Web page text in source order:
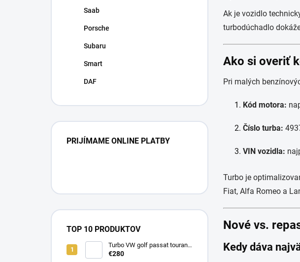
Saab
Porsche
Subaru
Smart
DAF
PRIJÍMAME ONLINE PLATBY
TOP 10 PRODUKTOV
Turbo VW golf passat touran
1.9tdi 77kw BXE BKC BJB
€280
Ak je vozidlo
turbodúchadlo
Ako si overiť
Pri malých
Kód motora:
Číslo turba:
VIN vozidla:
Turbo je
Fiat, Alfa Romeo a
Nové vs.
Kedy dáva